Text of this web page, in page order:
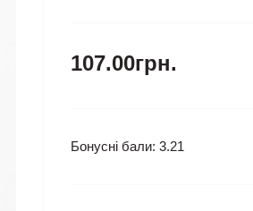
107.00грн.
Бонусні бали: 3.21